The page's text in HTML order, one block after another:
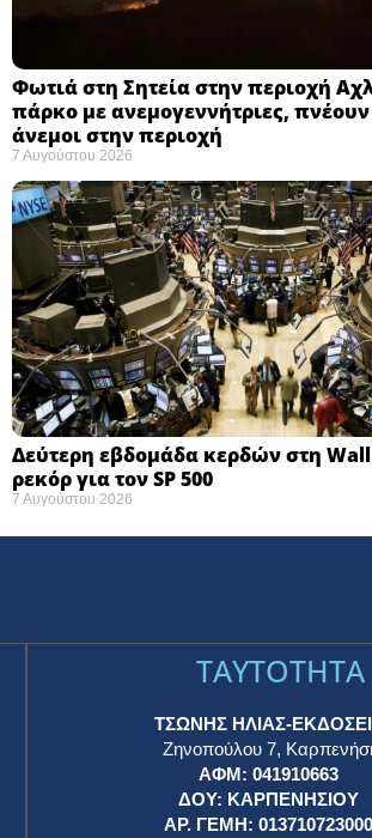
Φωτιά στη Σητεία στην περιοχή
πάρκο με ανεμογεννήτριες, πνέουν
άνεμοι στην περιοχή
7 Αυγούστου 2026
Δεύτερη εβδομάδα κερδών στη
ρεκόρ για τον SP 500
7 Αυγούστου 2026
TAYTOTHTA
ΤΣΩΝΗΣ ΗΛΙΑΣ-
Ζηνοπούλου 7, Καρπενήσι
ΑΦΜ: 041910663
ΔΟΥ: ΚΑΡΠΕΝΗΣΙΟΥ
ΑΡ. ΓΕΜΗ: 013710723000